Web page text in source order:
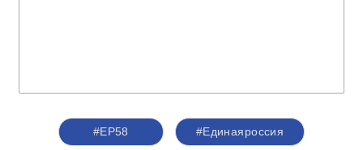
#ЕР58 #Единаяроссия